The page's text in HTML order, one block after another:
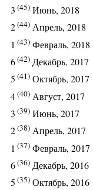
3 (45) Июнь, 2018
2(44) Апрель, 2018
1 (43) Февраль, 2018
6(42) Декабрь, 2017
5 (41) Октябрь, 2017
4(40) Август, 2017
3 (39) Июнь, 2017
2(38) Апрель, 2017
1 (37) Февраль, 2017
6(36) Декабрь, 2016
5 (35) Октябрь, 2016